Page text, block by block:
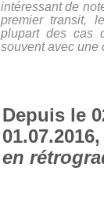
intéressant de
premier transit,
plupart des cas
souvent avec une
Depuis le
en